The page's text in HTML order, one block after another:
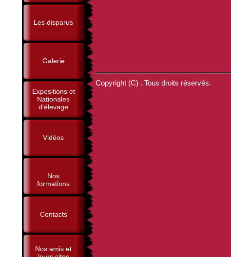
Les disparus
Galerie
Expositions et
Nationales
d'élevage
Vidéos
Nos
formations
Contacts
Nos amis et
Copyright (C) . Tous droits réservés.